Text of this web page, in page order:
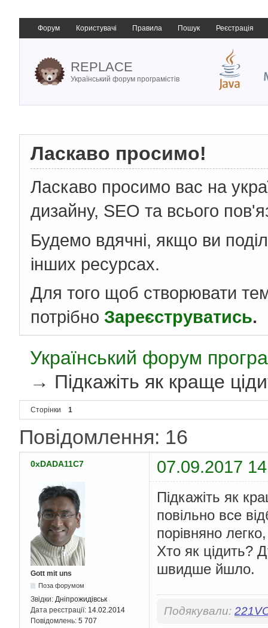
Форум Користувачі Правила Пошук Реєстрація
REPLACE
Український форум програмістів
Ласкаво просимо!
Ласкаво просимо вас на
дизайну, SEO та всього
Будемо вдячні, якщо ви
інших ресурсах.
Для того щоб створювати
потрібно Зареєструватись.
Український форум
→ Підкажіть як краще
Сторінки 1
Повідомлення: 16
0xDADA11C7 07.09.2017
Gott mit uns
Поза форумом
Звідки: Дніпрожидівськ
Дата реєстрації: 14.02.2014
Повідомлень: 5 707
Підкажіть як
повільно все
порівняно
Хто як цідить?
швидше йшло.
Подякували: